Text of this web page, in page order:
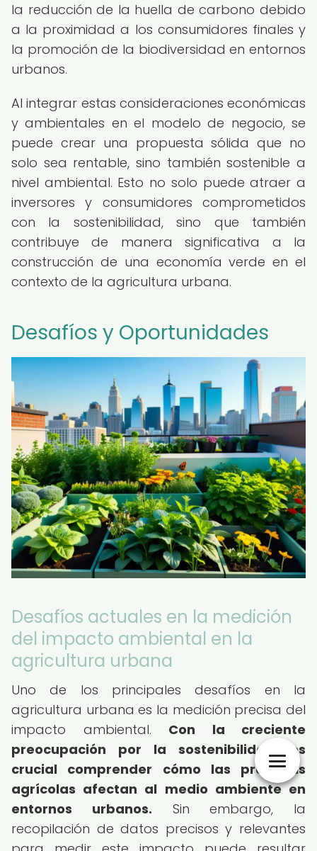
la reducción de la huella de carbono debido
a la proximidad a los consumidores finales y
la promoción de la biodiversidad en entornos
urbanos.
Al integrar estas consideraciones económicas
y ambientales en el modelo de negocio, se
puede crear una propuesta sólida que no
solo sea rentable, sino también sostenible a
nivel ambiental. Esto no solo puede atraer a
inversores y consumidores comprometidos
con la sostenibilidad, sino que también
contribuye de manera significativa a la
construcción de una economía verde en el
contexto de la agricultura urbana.
Desafíos y Oportunidades
Desafíos actuales en la medición
del impacto ambiental en la
agricultura urbana
Uno de los principales desafíos en la
agricultura urbana es la medición precisa del
impacto ambiental. Con la creciente
preocupación por la sostenibilidad, es
crucial comprender cómo las prácticas
agrícolas afectan al medio ambiente en
entornos urbanos. Sin embargo, la
recopilación de datos precisos y relevantes